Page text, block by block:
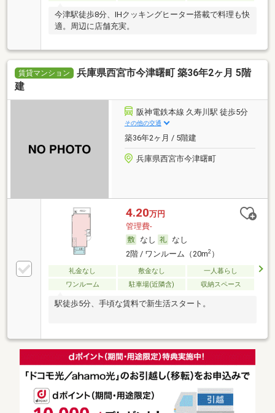
今津駅徒歩8分、IHクッキングヒーター搭載で料理も快
適。周辺に店舗充実。
賃貸マンション
兵庫県西宮市今津曙町 築36年2ヶ月 5階
建
阪神電鉄本線 久寿川駅 徒歩5分
その他の交通
築36年2ヶ月 / 5階建
兵庫県西宮市今津曙町
4.20万円
管理費-
なし
なし
2階 / ワンルーム（20m2）
礼金なし 敷金なし
一人暮らし
ワンルーム
駐車場(近隣含) 収納スペース
駅徒歩5分、手頃な賃料で新生活スタート。